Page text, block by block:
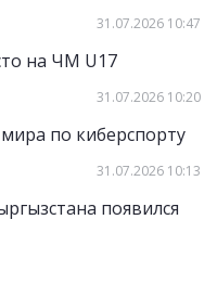
31.07.2026 10:47
на ЧМ U17
31.07.2026 10:20
по киберспорту
31.07.2026 10:13
появился